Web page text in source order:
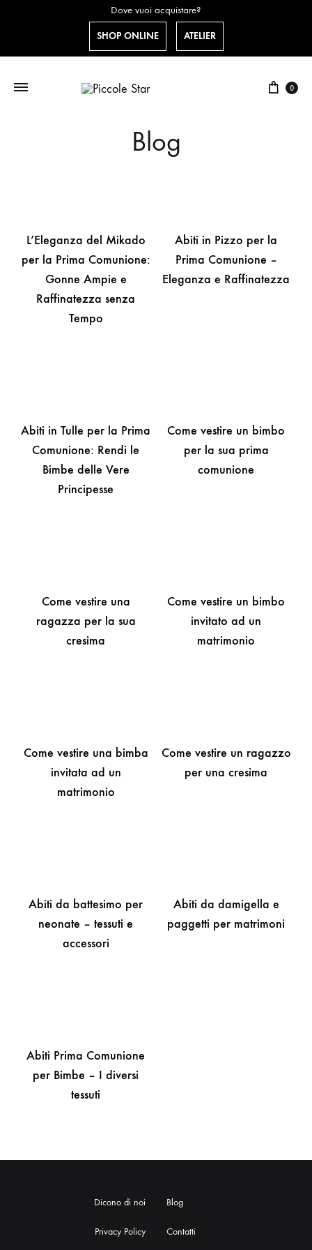
Dove vuoi acquistare?
SHOP ONLINE ATELIER
0
Blog
L’Eleganza del Mikado
per la Prima Comunione:
Gonne Ampie e
Raffinatezza senza
Tempo
Abiti in Pizzo per la
Prima Comunione –
Eleganza e Raffinatezza
Abiti in Tulle per la Prima
Comunione: Rendi le
Bimbe delle Vere
Principesse
Come vestire un bimbo
per la sua prima
comunione
Come vestire una
ragazza per la sua
cresima
Come vestire un bimbo
invitato ad un
matrimonio
Come vestire una bimba
invitata ad un
matrimonio
Come vestire un ragazzo
per una cresima
Abiti da battesimo per
neonate – tessuti e
accessori
Abiti da damigella e
paggetti per matrimoni
Abiti Prima Comunione
per Bimbe – I diversi
tessuti
Dicono di noi
Privacy Policy
Blog
Contatti